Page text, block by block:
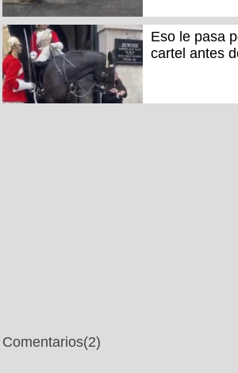
Eso le pasa
cartel antes
Comentarios(2)